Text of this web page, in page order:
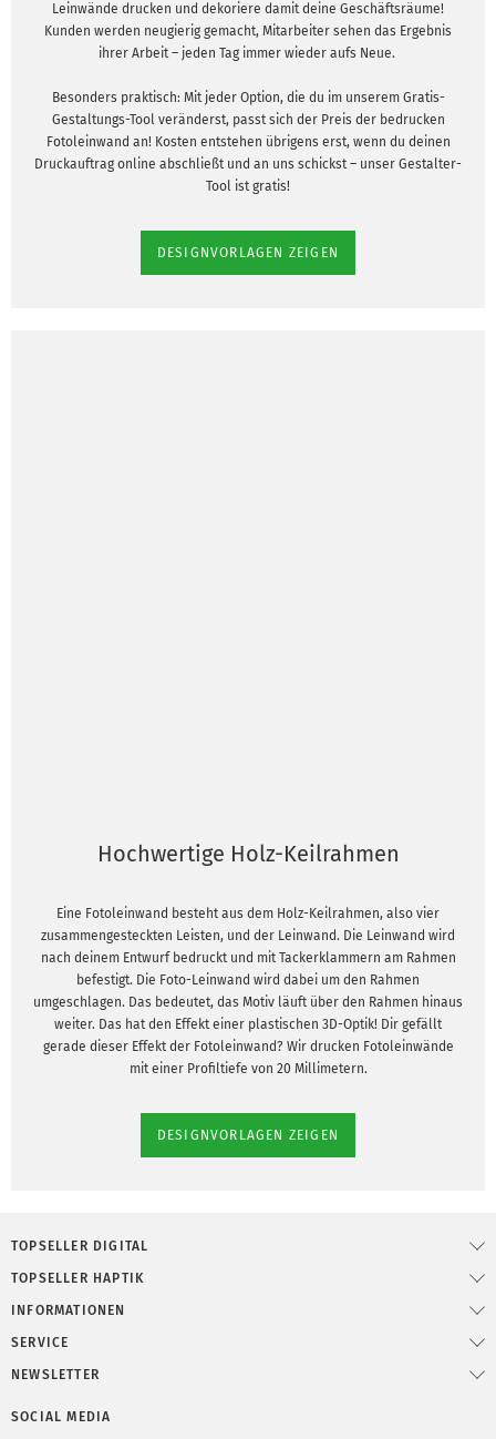
Leinwände drucken und dekoriere damit deine Geschäftsräume!
Kunden werden neugierig gemacht, Mitarbeiter sehen das Ergebnis
ihrer Arbeit – jeden Tag immer wieder aufs Neue.
Besonders praktisch: Mit jeder Option, die du im unserem Gratis-
Gestaltungs-Tool veränderst, passt sich der Preis der bedrucken
Fotoleinwand an! Kosten entstehen übrigens erst, wenn du deinen
Druckauftrag online abschließt und an uns schickst – unser Gestalter-
Tool ist gratis!
DESIGNVORLAGEN ZEIGEN
Hochwertige Holz-Keilrahmen
Eine Fotoleinwand besteht aus dem Holz-Keilrahmen, also vier
zusammengesteckten Leisten, und der Leinwand. Die Leinwand wird
nach deinem Entwurf bedruckt und mit Tackerklammern am Rahmen
befestigt. Die Foto-Leinwand wird dabei um den Rahmen
umgeschlagen. Das bedeutet, das Motiv läuft über den Rahmen hinaus
weiter. Das hat den Effekt einer plastischen 3D-Optik! Dir gefällt
gerade dieser Effekt der Fotoleinwand? Wir drucken Fotoleinwände
mit einer Profiltiefe von 20 Millimetern.
DESIGNVORLAGEN ZEIGEN
TOPSELLER DIGITAL
TOPSELLER HAPTIK
INFORMATIONEN
SERVICE
NEWSLETTER
SOCIAL MEDIA